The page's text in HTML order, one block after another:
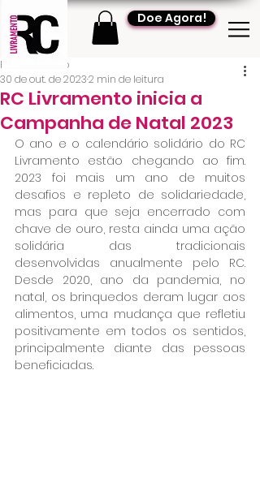
Doe Agora!
RC Livramento inicia a
Campanha de Natal 2023
RC Livramento
30 de out. de 20232 min de leitura
O ano e o calendário solidário do RC
Livramento estão chegando ao fim.
2023 foi mais um ano de muitos
desafios e repleto de solidariedade,
mas para que seja encerrado com
chave de ouro, resta ainda uma ação
solidária das tradicionais
desenvolvidas anualmente pelo RC.
Desde 2020, ano da pandemia, no
natal, os brinquedos deram lugar aos
alimentos, uma mudança que refletiu
positivamente em todos os sentidos,
principalmente diante das pessoas
beneficiadas.